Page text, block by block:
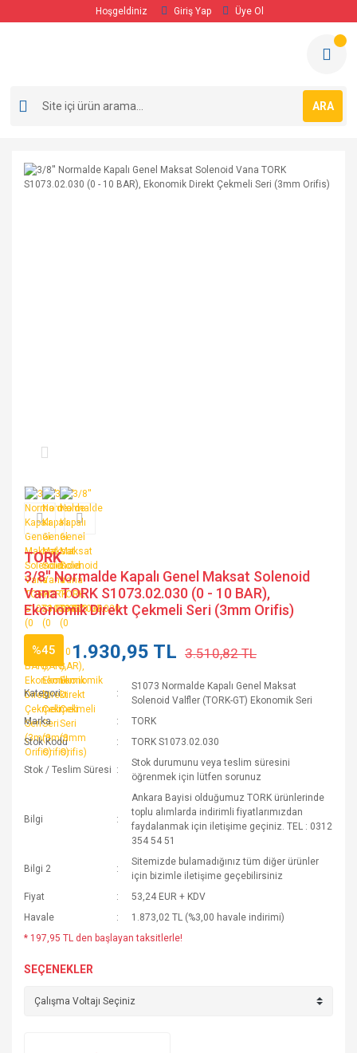
Hoşgeldiniz Giriş Yap Üye Ol
ARA
TORK
3/8'' Normalde Kapalı Genel Maksat Solenoid
Vana TORK S1073.02.030 (0 - 10 BAR),
Ekonomik Direkt Çekmeli Seri (3mm Orifis)
%45 1.930,95 TL 3.510,82 TL
Kategori
S1073 Normalde Kapalı Genel Maksat
Solenoid Valfler (TORK-GT) Ekonomik Seri
Marka
TORK
Stok Kodu
TORK S1073.02.030
Stok / Teslim Süresi
Stok durumunu veya teslim süresini
öğrenmek için lütfen sorunuz
Bilgi
Ankara Bayisi olduğumuz TORK ürünlerinde
toplu alımlarda indirimli fiyatlarımızdan
faydalanmak için iletişime geçiniz. TEL : 0312
354 54 51
Bilgi 2
Sitemizde bulamadığınız tüm diğer ürünler
için bizimle iletişime geçebilirsiniz
Fiyat
53,24 EUR + KDV
Havale
1.873,02 TL (%3,00 havale indirimi)
* 197,95 TL den başlayan taksitlerle!
SEÇENEKLER